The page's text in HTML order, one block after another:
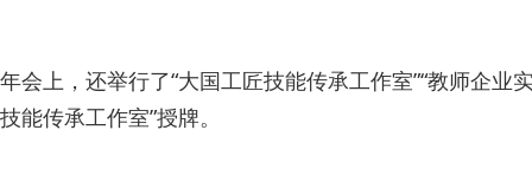
年会上，还举行了“大国工匠技能传承工作室”“教师企
技能传承工作室”授牌。